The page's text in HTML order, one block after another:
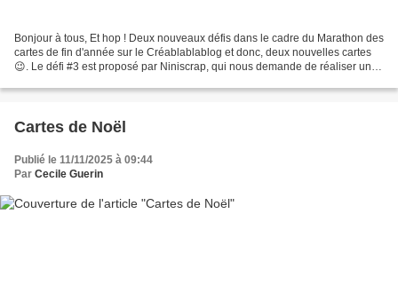
Bonjour à tous, Et hop ! Deux nouveaux défis dans le cadre du Marathon des
cartes de fin d'année sur le Créablablablog et donc, deux nouvelles cartes
😉. Le défi #3 est proposé par Niniscrap, qui nous demande de réaliser un
Cartes de Noël
Publié le 11/11/2025 à 09:44
Par Cecile Guerin